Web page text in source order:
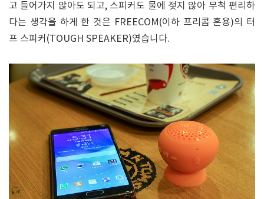
고 들어가지 않아도 되고, 스피커도 물에 젖지 않아 무척 편리하
다는 생각을 하게 한 것은 FREECOM(이하 프리콤 혼용)의 터
프 스피커(TOUGH SPEAKER)였습니다.